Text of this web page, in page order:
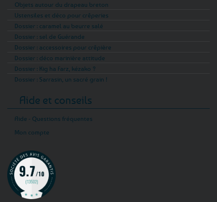
Objets autour du drapeau breton
Ustensiles et déco pour crêperies
Dossier : caramel au beurre salé
Dossier : sel de Guérande
Dossier : accessoires pour crêpière
Dossier : déco marinière attitude
Dossier : Kig ha Farz, kézako ?
Dossier : Sarrasin, un sacré grain !
Aide et conseils
Aide - Questions fréquentes
Mon compte